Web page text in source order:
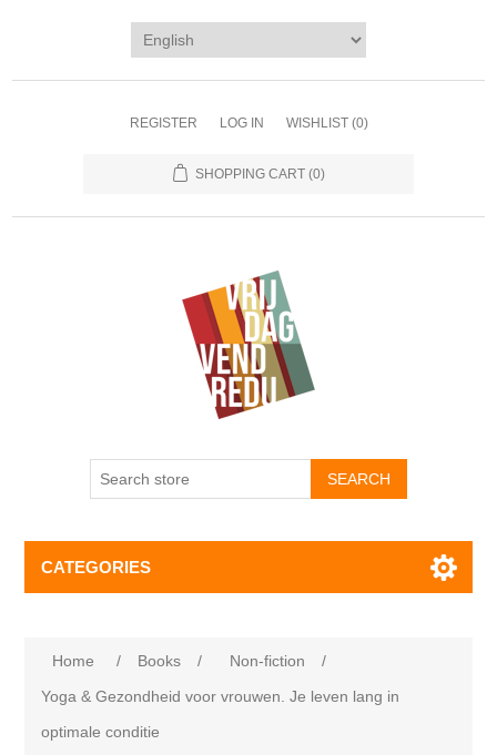
REGISTER LOG IN WISHLIST (0)
SHOPPING CART (0)
CATEGORIES
Home / Books / Non-fiction
/
Yoga & Gezondheid voor vrouwen. Je leven lang in
optimale conditie